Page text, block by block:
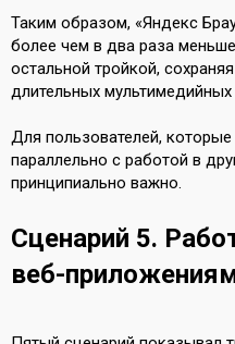
Таким образом, «Яндекс
более чем в два раза
остальной тройкой,
длительных мультимедийных
Для пользователей,
параллельно с работой в
принципиально важно.
Сценарий 5.
веб-